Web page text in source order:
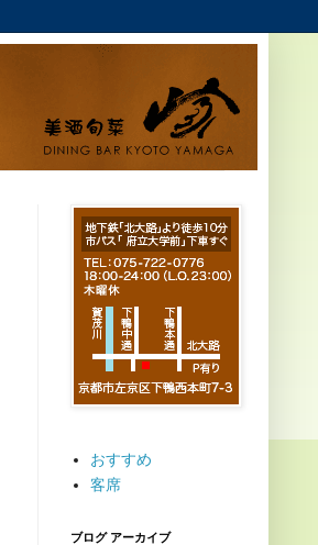
おすすめ
客席
ブログ アーカイブ